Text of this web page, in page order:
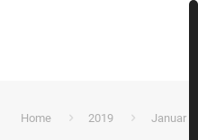
Home 2019 Januar